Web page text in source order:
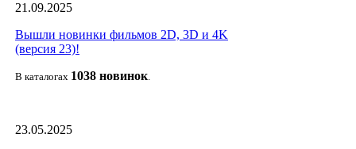
21.09.2025
Вышли новинки фильмов 2D, 3D и 4K
(версия 23)!
В каталогах 1038 новинок.
23.05.2025